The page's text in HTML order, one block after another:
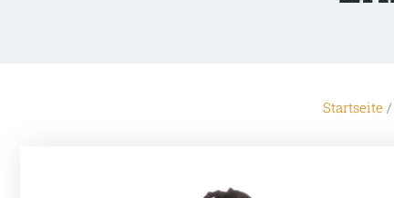
Startseite /